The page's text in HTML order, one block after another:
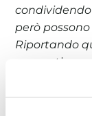
però
Riportando
energetico
per ottenere